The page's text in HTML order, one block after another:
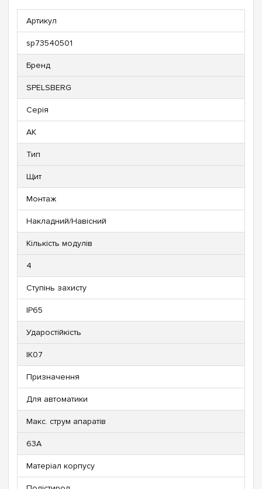
Артикул
sp73540501
Бренд
SPELSBERG
Серія
AK
Тип
Щит
Монтаж
Накладний/Навісний
Кількість модулів
4
Ступінь захисту
IP65
Ударостійкість
IK07
Призначення
Для автоматики
Макс. струм апаратів
63А
Матеріал корпусу